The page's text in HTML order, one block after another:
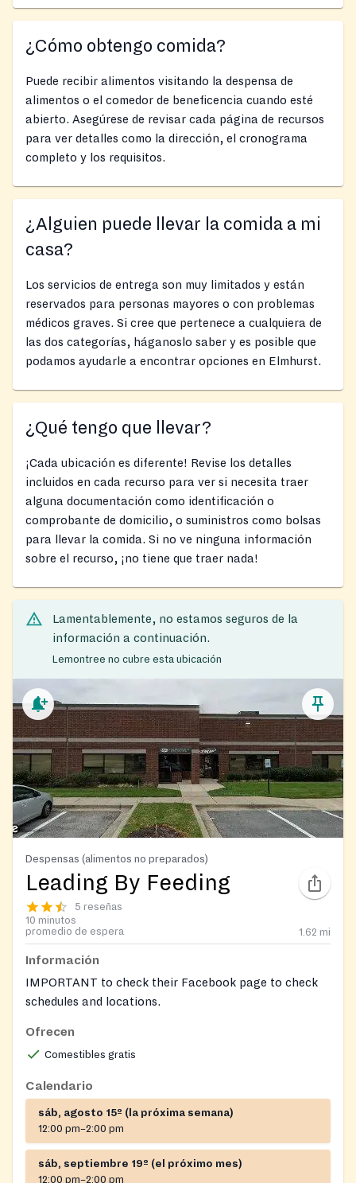
¿Cómo obtengo comida?
Puede recibir alimentos visitando la despensa de
alimentos o el comedor de beneficencia cuando esté
abierto. Asegúrese de revisar cada página de recursos
para ver detalles como la dirección, el cronograma
completo y los requisitos.
¿Alguien puede llevar la comida a mi
casa?
Los servicios de entrega son muy limitados y están
reservados para personas mayores o con problemas
médicos graves. Si cree que pertenece a cualquiera de
las dos categorías, háganoslo saber y es posible que
podamos ayudarle a encontrar opciones en Elmhurst.
¿Qué tengo que llevar?
¡Cada ubicación es diferente! Revise los detalles
incluidos en cada recurso para ver si necesita traer
alguna documentación como identificación o
comprobante de domicilio, o suministros como bolsas
para llevar la comida. Si no ve ninguna información
sobre el recurso, ¡no tiene que traer nada!
Lamentablemente, no estamos seguros de la
información a continuación.
Lemontree no cubre esta ubicación
Despensas (alimentos no preparados)
Leading By Feeding
5 reseñas
10 minutos
promedio de espera
1.62 mi
Información
IMPORTANT to check their Facebook page to check
schedules and locations.
https://www.facebook.com/profile.php?
id=100066705630064
Ofrecen
Comestibles gratis
Calendario
sáb, agosto 15º (la próxima semana)
12:00 pm–2:00 pm
sáb, septiembre 19º (el próximo mes)
12:00 pm–2:00 pm